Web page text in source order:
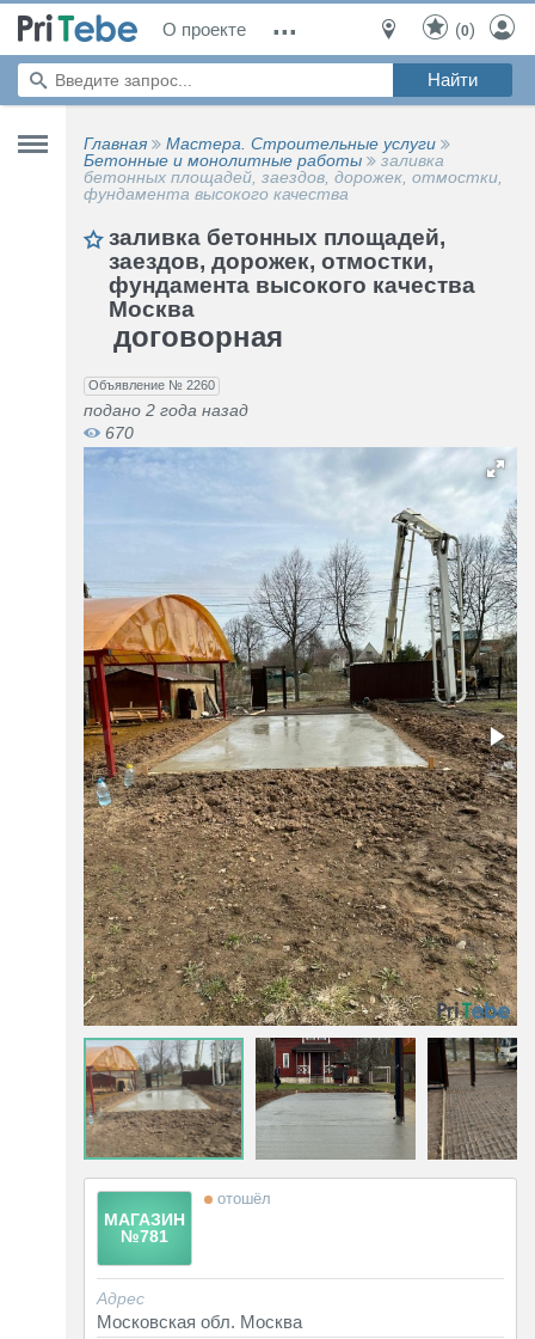
О проекте ... (0)
Главная
Мастера. Строительные услуги
Бетонные и монолитные работы
заливка
бетонных площадей, заездов, дорожек, отмостки,
фундамента высокого качества
заливка бетонных площадей,
заездов, дорожек, отмостки,
фундамента высокого качества
Москва
договорная
Объявление № 2260
подано 2 года назад
670
МАГАЗИН
№781
отошёл
Адрес
Московская обл. Москва